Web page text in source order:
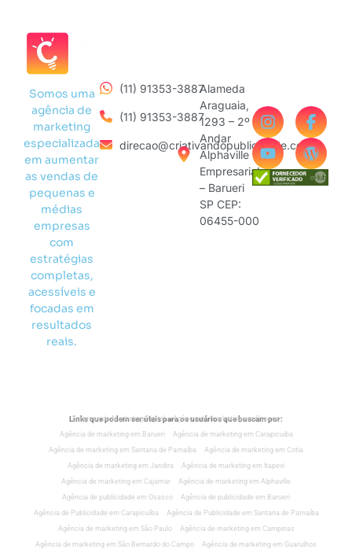
Somos uma
agência de
marketing
especializada
em aumentar
as vendas de
pequenas e
médias
empresas
com
estratégias
completas,
acessíveis e
focadas em
resultados
reais.
(11) 91353-3887
(11) 91353-3887
direcao@criativandopublicidade.com
Alameda
Araguaia,
1293 – 2º
Andar
Alphaville
Empresarial
– Barueri
SP CEP:
06455-000
Links que podem ser úteis para os usuários que buscam por:
Empresa de Marketing Digital
Agência de marketing em Osasco
Agência de marketing em Barueri
Agência de marketing em Carapicuiba
Agência de marketing em Santana de Parnaíba
Agência de marketing em Cotia
Agência de marketing em Jandira
Agência de marketing em Itapevi
Agência de marketing em Cajamar
Agência de marketing em Alphaville
Agência de publicidade em Osasco
Agência de publicidade em Barueri
Agência de Publicidade em Carapicuíba
Agência de Publicidade em Santana de Parnaíba
Agência de marketing em São Paulo
Agência de marketing em Campinas
Agência de marketing em São Bernardo do Campo
Agência de marketing em Guarulhos